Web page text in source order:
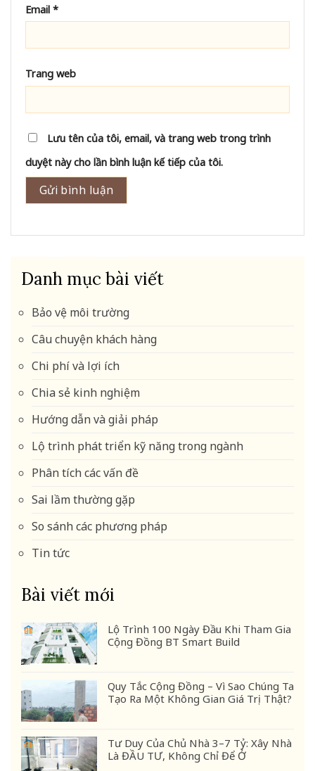
Email *
Trang web
Lưu tên của tôi, email, và trang web trong trình
duyệt này cho lần bình luận kế tiếp của tôi.
Danh mục bài viết
Bảo vệ môi trường
Câu chuyện khách hàng
Chi phí và lợi ích
Chia sẻ kinh nghiệm
Hướng dẫn và giải pháp
Lộ trình phát triển kỹ năng trong ngành
Phân tích các vấn đề
Sai lầm thường gặp
So sánh các phương pháp
Tin tức
Bài viết mới
Lộ Trình 100 Ngày Đầu Khi Tham Gia
Cộng Đồng BT Smart Build
Quy Tắc Cộng Đồng – Vì Sao Chúng Ta
Tạo Ra Một Không Gian Giá Trị Thật?
Tư Duy Của Chủ Nhà 3–7 Tỷ: Xây Nhà
Là ĐẦU TƯ, Không Chỉ Để Ở